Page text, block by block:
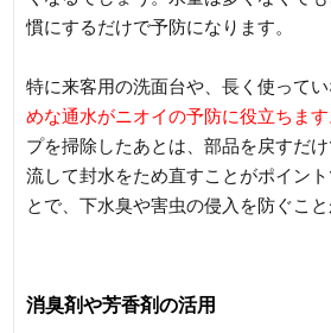
慣にするだけで予防になります。
特に来客用の洗面台や、長く使ってい
めな通水がニオイの予防に役立ちます
プを掃除したあとは、部品を戻すだ
流して封水をため直すことがポイン
とで、下水臭や害虫の侵入を防ぐこと
消臭剤や芳香剤の活用